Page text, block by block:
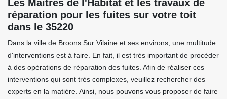
Les Maitres de l'Habitat et les travaux de
réparation pour les fuites sur votre toit
dans le 35220
Dans la ville de Broons Sur Vilaine et ses environs, une multitude
d'interventions est à faire. En fait, il est très important de procéder
à des opérations de réparation des fuites. Afin de réaliser ces
interventions qui sont très complexes, veuillez rechercher des
experts en la matière. Ainsi, nous pouvons vous proposer de faire